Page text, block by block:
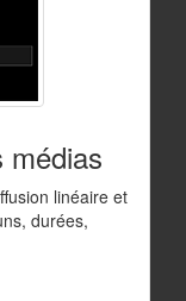
médias
linéaire et
durées,